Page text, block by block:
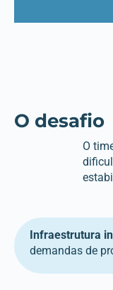
O desafio
O
Infraestrutura
demandas de